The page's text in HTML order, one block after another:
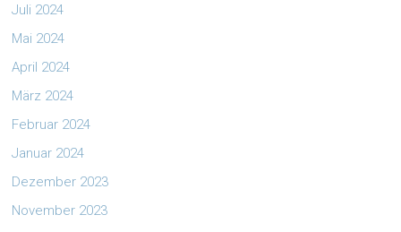
Juli 2024
Mai 2024
April 2024
März 2024
Februar 2024
Januar 2024
Dezember 2023
November 2023